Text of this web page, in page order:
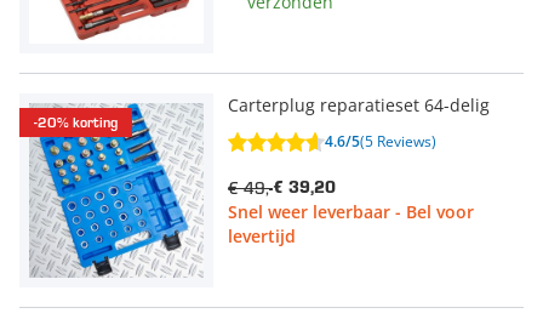
-20% korting
Carterplug reparatieset 64-delig
4.6/5(5 Reviews)
€ 39,20
€ 49,-
Snel weer leverbaar - Bel voor
levertijd